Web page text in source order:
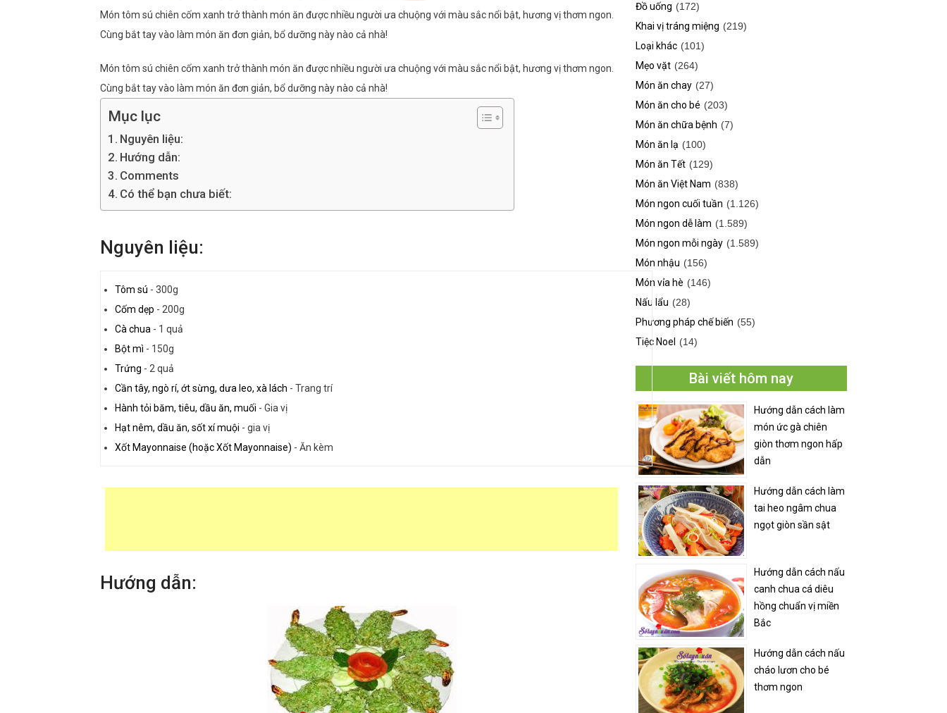
Món tôm sú chiên cốm xanh trở thành món ăn được nhiều người ưa chuộng với màu sắc nổi bật, hương vị thơm ngon.
Cùng bắt tay vào làm món ăn đơn giản, bổ dưỡng này nào cả nhà!
Món tôm sú chiên cốm xanh trở thành món ăn được nhiều người ưa chuộng với màu sắc nổi bật, hương vị thơm ngon.
Cùng bắt tay vào làm món ăn đơn giản, bổ dưỡng này nào cả nhà!
Mục lục
Nguyên liệu:
Hướng dẫn:
Comments
Có thể bạn chưa biết:
Nguyên liệu:
Tôm sú - 300g
Cốm dẹp - 200g
Cà chua - 1 quả
Bột mì - 150g
Trứng - 2 quả
Cần tây, ngò rí, ớt sừng, dưa leo, xà lách - Trang trí
Hành tỏi băm, tiêu, dầu ăn, muối - Gia vị
Hạt nêm, dầu ăn, sốt xí muội - gia vị
Xốt Mayonnaise (hoặc Xốt Mayonnaise) - Ăn kèm
Hướng dẫn:
Đồ uống (172)
Khai vị tráng miệng (219)
Loại khác (101)
Mẹo vặt (264)
Món ăn chay (27)
Món ăn cho bé (203)
Món ăn chữa bệnh (7)
Món ăn lạ (100)
Món ăn Tết (129)
Món ăn Việt Nam (838)
Món ngon cuối tuần (1.126)
Món ngon dễ làm (1.589)
Món ngon mỗi ngày (1.589)
Món nhậu (156)
Món vỉa hè (146)
Nấu lẩu (28)
Phương pháp chế biến (55)
Tiệc Noel
(14)
Bài viết hôm nay
Hướng dẫn cách làm
món ức gà chiên
giòn thơm ngon hấp
dẫn
Hướng dẫn cách làm
tai heo ngâm chua
ngọt giòn sần sật
Hướng dẫn cách nấu
canh chua cá diêu
hồng chuẩn vị miền
Bắc
Hướng dẫn cách nấu
cháo lươn cho bé
thơm ngon